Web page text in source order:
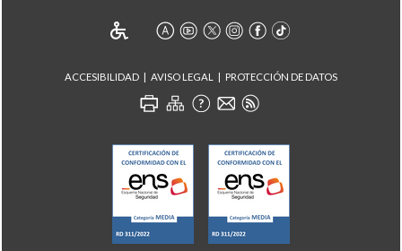
ACCESIBILIDAD AVISO LEGAL PROTECCIÓN DE DATOS